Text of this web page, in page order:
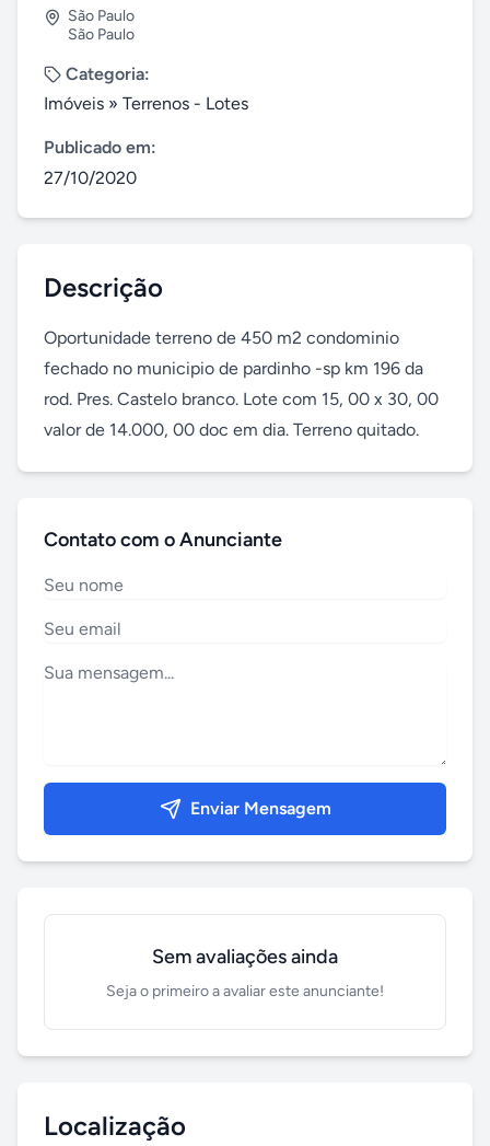
São Paulo
São Paulo
Categoria:
Imóveis » Terrenos - Lotes
Publicado em:
27/10/2020
Descrição
Oportunidade terreno de 450 m2 condominio
fechado no municipio de pardinho -sp km 196 da
rod. Pres. Castelo branco. Lote com 15, 00 x 30, 00
valor de 14.000, 00 doc em dia. Terreno quitado.
Contato com o Anunciante
Enviar Mensagem
Sem avaliações ainda
Seja o primeiro a avaliar este anunciante!
Localização